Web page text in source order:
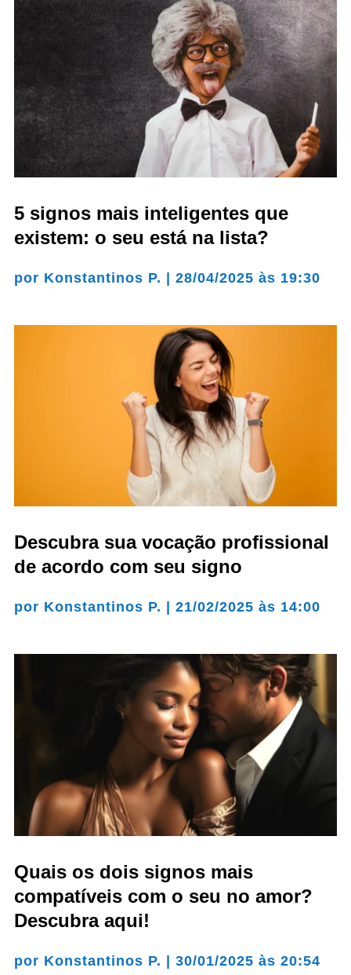
5 signos mais inteligentes que
existem: o seu está na lista?
por Konstantinos P. | 28/04/2025 às 19:30
Descubra sua vocação profissional
de acordo com seu signo
por Konstantinos P. 21/02/2025 às 14:00
Quais os dois signos mais
compatíveis com o seu no amor?
Descubra aqui!
por Konstantinos P. 30/01/2025 às 20:54